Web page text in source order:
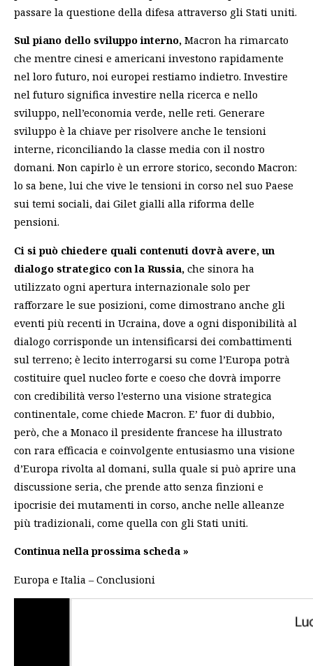
passare la questione della difesa attraverso gli Stati uniti.
Sul piano dello sviluppo interno, Macron ha rimarcato
che mentre cinesi e americani investono rapidamente
nel loro futuro, noi europei restiamo indietro. Investire
nel futuro significa investire nella ricerca e nello
sviluppo, nell’economia verde, nelle reti. Generare
sviluppo è la chiave per risolvere anche le tensioni
interne, riconciliando la classe media con il nostro
domani. Non capirlo è un errore storico, secondo Macron:
lo sa bene, lui che vive le tensioni in corso nel suo Paese
sui temi sociali, dai Gilet gialli alla riforma delle
pensioni.
Ci si può chiedere quali contenuti dovrà avere, un
dialogo strategico con la Russia, che sinora ha
utilizzato ogni apertura internazionale solo per
rafforzare le sue posizioni, come dimostrano anche gli
eventi più recenti in Ucraina, dove a ogni disponibilità al
dialogo corrisponde un intensificarsi dei combattimenti
sul terreno; è lecito interrogarsi su come l’Europa potrà
costituire quel nucleo forte e coeso che dovrà imporre
con credibilità verso l’esterno una visione strategica
continentale, come chiede Macron. E’ fuor di dubbio,
però, che a Monaco il presidente francese ha illustrato
con rara efficacia e coinvolgente entusiasmo una visione
d’Europa rivolta al domani, sulla quale si può aprire una
discussione seria, che prende atto senza finzioni e
ipocrisie dei mutamenti in corso, anche nelle alleanze
più tradizionali, come quella con gli Stati uniti.
Continua nella prossima scheda »
Europa e Italia – Conclusioni